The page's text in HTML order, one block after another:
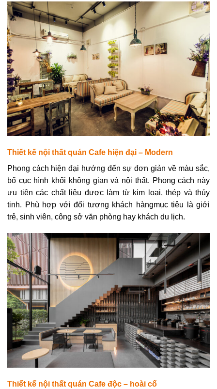
Thiết kế nội thất quán Cafe hiện đại – Modern
Phong cách hiện đại hướng đến sự đơn giản về màu sắc,
bố cục hình khối không gian và nội thất. Phong cách này
ưu tiên các chất liệu được làm từ kim loại, thép và thủy
tinh. Phù hợp với đối tượng khách hàngmục tiêu là giới
trẻ, sinh viên, công sở văn phòng hay khách du lịch.
Thiết kế nội thất quán Cafe độc – hoài cổ